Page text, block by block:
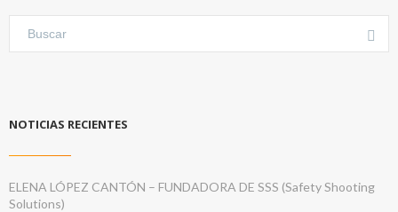
NOTICIAS RECIENTES
ELENA LÓPEZ CANTÓN – FUNDADORA DE SSS (Safety Shooting
Solutions)